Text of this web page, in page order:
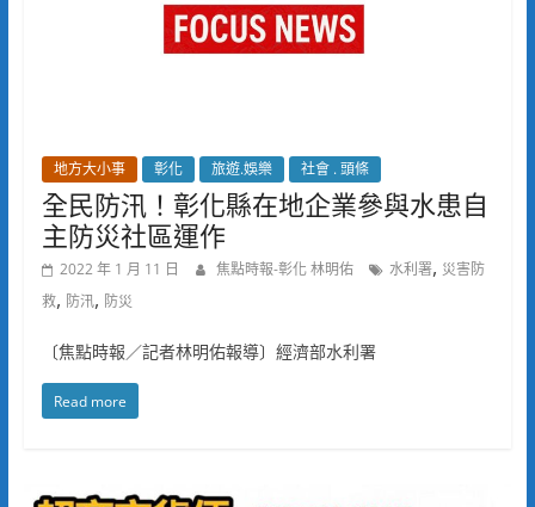
地方大小事 彰化 旅遊.娛樂 社會 . 頭條
全民防汛！彰化縣在地企業參與水患自
主防災社區運作
2022 年 1 月 11 日 焦點時報-彰化 林明佑 水利署, 災害防
救, 防汛, 防災
〔焦點時報／記者林明佑報導〕經濟部水利署
Read more